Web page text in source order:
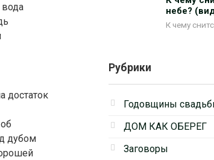
вода
достаток
дубом
небе?
К чему
Рубрики
Годовщины
ДОМ КАК ОБЕРЕГ
Заговоры